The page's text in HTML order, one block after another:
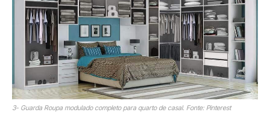
3- Guarda Roupa modulado completo para quarto de casal. Fonte: Pinterest